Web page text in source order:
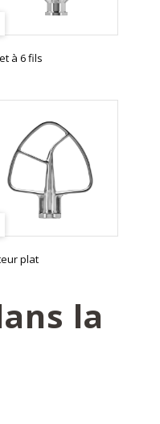
à 6 fils
plat
la